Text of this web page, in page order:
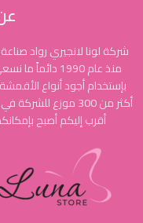
شركة لونا لانجيري رواد
منذ عام 1990
بإستخدام أجود أنواع
أكثر من 300 موزع
أقرب إليكم أصبح